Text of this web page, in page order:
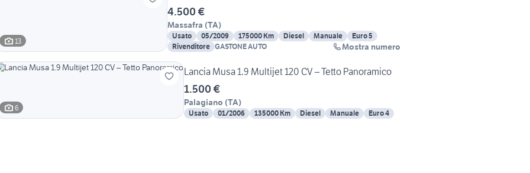
13
4.500 €
Massafra (TA)
Usato 05/2009 175000 Km Diesel Manuale
Euro 5
Rivenditore GASTONE AUTO Mostra numero
6
Lancia Musa 1.9 Multijet 120 CV – Tetto Panoramico
1.500 €
Palagiano (TA)
Usato 01/2006 135000 Km Diesel Manuale Euro 4